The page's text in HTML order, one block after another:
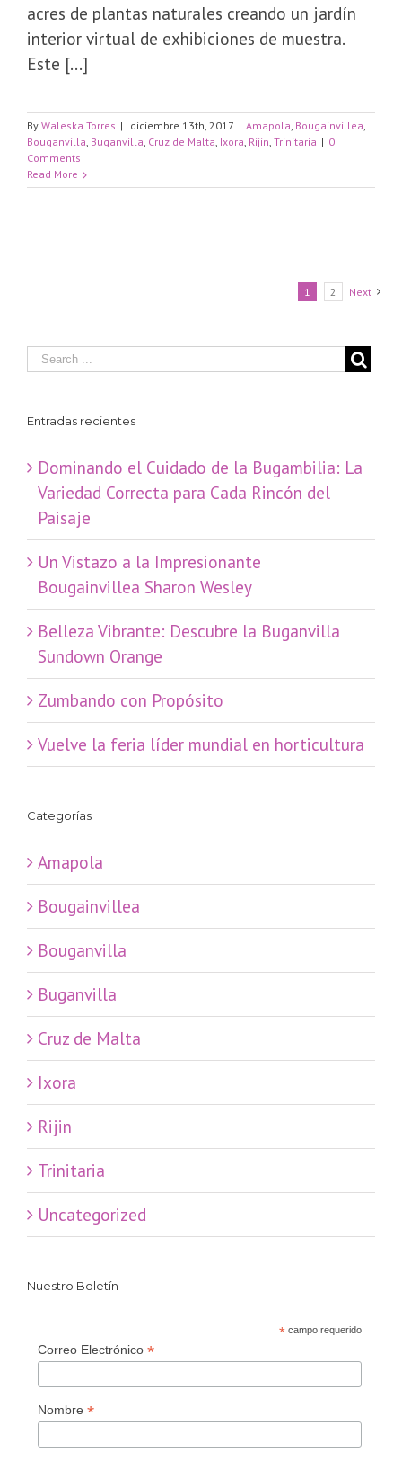
acres de plantas naturales creando un jardín
interior virtual de exhibiciones de muestra.
Este [...]
By Waleska Torres | diciembre 13th, 2017 | Amapola Bougainvillea
Bouganvilla Buganvilla Cruz de Malta Ixora Rijin Trinitaria | 0
Comments
Read More
1 2 Next
Entradas recientes
Dominando el Cuidado de la Bugambilia: La
Variedad Correcta para Cada Rincón del
Paisaje
​Un Vistazo a la Impresionante
Bougainvillea Sharon Wesley
Belleza Vibrante: Descubre la Buganvilla
Sundown Orange
Zumbando con Propósito
Vuelve la feria líder mundial en horticultura
Categorías
Amapola
Bougainvillea
Bouganvilla
Buganvilla
Cruz de Malta
Ixora
Rijin
Trinitaria
Uncategorized
Nuestro Boletín
*campo requerido
Correo Electrónico *
Nombre *